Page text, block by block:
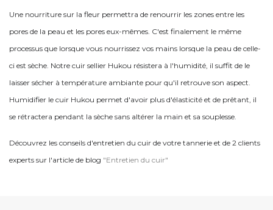
Une nourriture sur la fleur permettra de renourrir les zones entre les
pores de la peau et les pores eux-mêmes. C'est finalement le même
processus que lorsque vous nourrissez vos mains lorsque la peau de celle-
ci est sèche. Notre cuir sellier Hukou résistera à l'humidité, il suffit de le
laisser sécher à température ambiante pour qu'il retrouve son aspect.
Humidifier le cuir Hukou permet d'avoir plus d'élasticité et de prêtant, il
se rétractera pendant la sèche sans altérer la main et sa souplesse.
Découvrez les conseils d'entretien du cuir de votre tannerie et de 2 clients
experts sur l'article de blog "Entretien du cuir"